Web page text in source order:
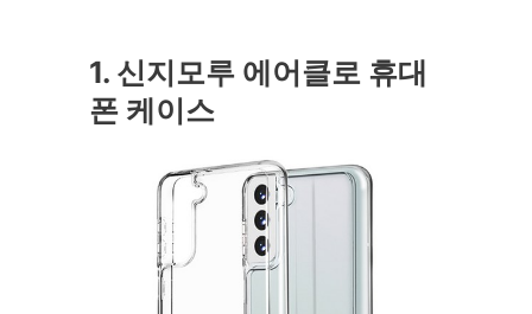
1. 신지모루 에어클로 휴대
폰 케이스